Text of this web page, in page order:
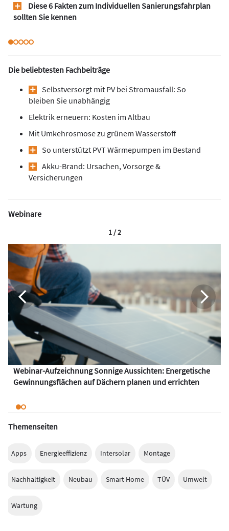
Diese 6 Fakten zum Individuellen Sanierungsfahrplan
sollten Sie kennen
Die beliebtesten Fachbeiträge
Selbstversorgt mit PV bei Stromausfall: So
bleiben Sie unabhängig
Elektrik erneuern: Kosten im Altbau
Mit Umkehrosmose zu grünem Wasserstoff
So unterstützt PVT ­Wärmepumpen im Bestand
Akku-Brand: Ursachen, Vorsorge &
Versicherungen
Webinare
Webinar-Aufzeichnung Sonnige Aussichten: Energetische
Gewinnungsflächen auf Dächern planen und errichten
1 / 2
Themenseiten
Apps Energieeffizienz Intersolar Montage
Nachhaltigkeit Neubau Smart Home TÜV Umwelt
Wartung